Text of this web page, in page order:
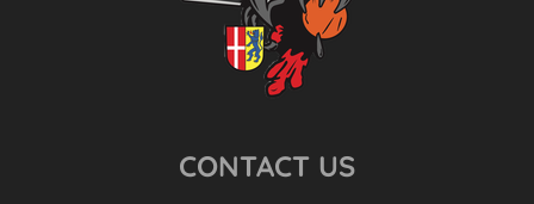
CONTACT US